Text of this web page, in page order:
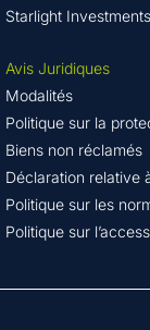
Starlight Investments
Avis Juridiques
Modalités
Politique sur la
Biens non réclamés
Déclaration relative
Politique sur les
Politique sur